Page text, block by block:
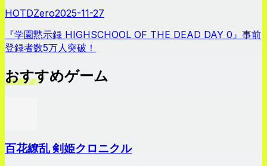
HOTDZero2025-11-27
『学園黙示録 HIGHSCHOOL OF THE DEAD DAY 0』事前
登録者数5万人突破！
おすすめゲーム
百花繚乱 剣姫クロニクル